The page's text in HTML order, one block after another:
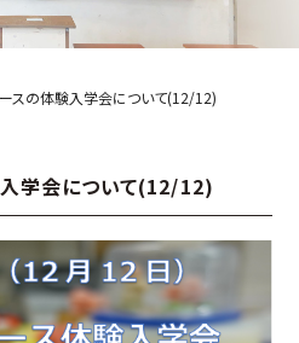
ースの体験入学会について(12/12)
学会について(12/12)